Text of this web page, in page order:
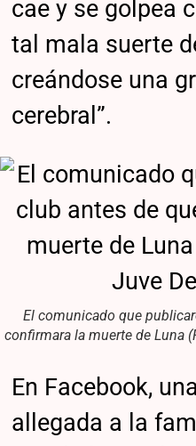
cae y se golpea
tal mala suerte
creándose una
cerebral”.
El comunicado que
confirmara la muerte de Luna
En Facebook,
allegada a la